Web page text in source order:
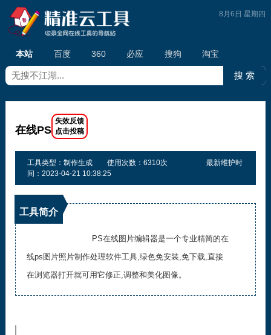
本站 百度 360 必应 搜狗 淘宝
8月6日 星期四
在线PS
工具类型：制作生成 使用次数：6310次
最新维护时
间：2023-04-21 10:38:25
工具简介
PS在线图片编辑器是一个专业精简的在
线ps图片照片制作处理软件工具,绿色免安装,免下载,直接
在浏览器打开就可用它修正,调整和美化图像。